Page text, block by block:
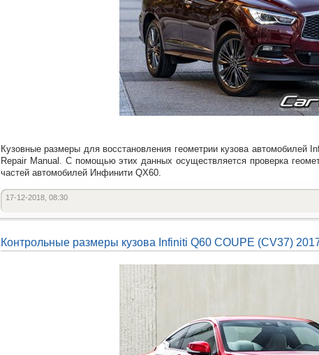
Кузовные размеры для восстановления геометрии кузова автомобилей
Repair Manual. С помощью этих данных осуществляется проверка
частей автомобилей Инфинити QX60.
17-12-2018, 08:30
Контрольные размеры кузова Infiniti Q60 COUPE (CV37)